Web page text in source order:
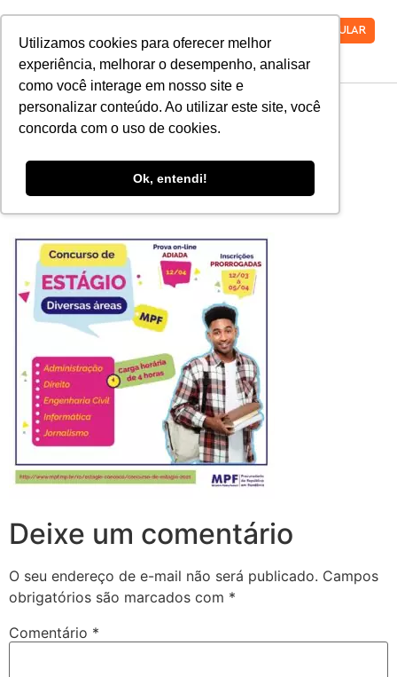
Utilizamos cookies para oferecer melhor
experiência, melhorar o desempenho, analisar
como você interage em nosso site e
personalizar conteúdo. Ao utilizar este site, você
concorda com o uso de cookies.
Ok, entendi!
VESTIBULAR
WhatsApp-Image-
2021-03-31-at-
09.45.47
Deixe um comentário
O seu endereço de e-mail não será publicado. Campos
obrigatórios são marcados com *
Comentário *